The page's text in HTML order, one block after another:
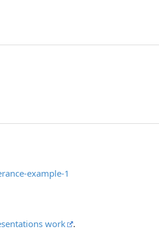
example-1
work .